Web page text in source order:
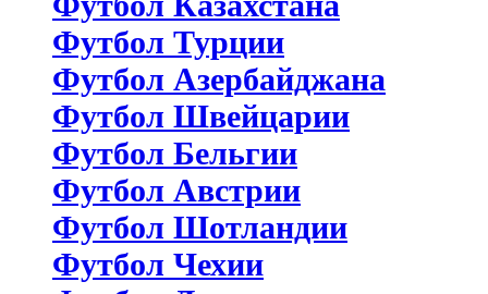
Футбол Турции
Футбол Азербайджана
Футбол Швейцарии
Футбол Бельгии
Футбол Австрии
Футбол Шотландии
Футбол Чехии